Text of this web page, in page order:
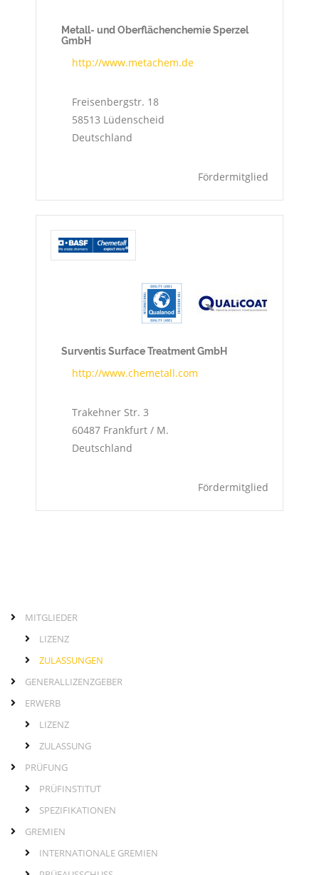
Metall- und Oberflächenchemie Sperzel
GmbH
http://www.metachem.de
Freisenbergstr. 18
58513 Lüdenscheid
Deutschland
Fördermitglied
Surventis Surface Treatment GmbH
http://www.chemetall.com
Trakehner Str. 3
60487 Frankfurt / M.
Deutschland
Fördermitglied
LinksMITGLIEDER
LIZENZ
ZULASSUNGEN
GENERALLIZENZGEBER
ERWERB
LIZENZ
ZULASSUNG
PRÜFUNG
PRÜFINSTITUT
SPEZIFIKATIONEN
GREMIEN
INTERNATIONALE GREMIEN